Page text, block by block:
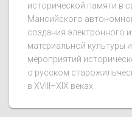
исторической памяти в
Мансийского
создания электронного
материальной культуры
мероприятий
о русском
в XVIII–XIX веках